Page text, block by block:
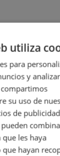
€/h
perfil
similares
utiliza
para
y
su uso de
de
les haya
hayan